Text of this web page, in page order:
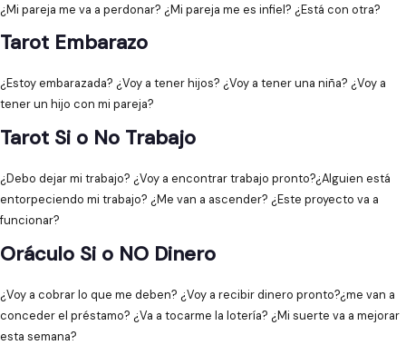
¿Mi pareja me va a perdonar? ¿Mi pareja me es infiel? ¿Está con otra?
Tarot Embarazo
¿Estoy embarazada? ¿Voy a tener hijos? ¿Voy a tener una niña? ¿Voy a
tener un hijo con mi pareja?
Tarot Si o No Trabajo
¿Debo dejar mi trabajo? ¿Voy a encontrar trabajo pronto?¿Alguien está
entorpeciendo mi trabajo? ¿Me van a ascender? ¿Este proyecto va a
funcionar?
Oráculo Si o NO Dinero
¿Voy a cobrar lo que me deben? ¿Voy a recibir dinero pronto?¿me van a
conceder el préstamo? ¿Va a tocarme la lotería? ¿Mi suerte va a mejorar
esta semana?